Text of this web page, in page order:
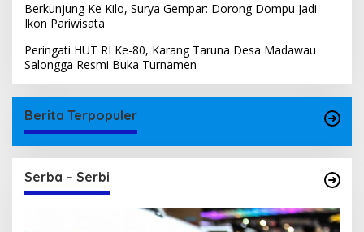
Berkunjung Ke Kilo, Surya Gempar: Dorong Dompu Jadi
Ikon Pariwisata
Peringati HUT RI Ke-80, Karang Taruna Desa Madawau
Salongga Resmi Buka Turnamen
Berita Terpopuler
Serba – Serbi